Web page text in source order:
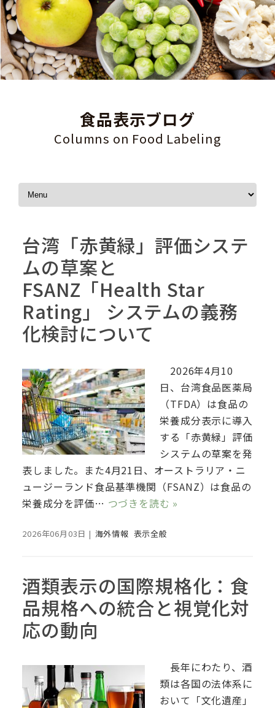
食品表示ブログ
Columns on Food Labeling
台湾「赤黄緑」評価システ
ムの草案と
FSANZ「Health Star
Rating」 システムの義務
化検討について
2026年4月10
日、台湾食品医薬局
（TFDA）は食品の
栄養成分表示に導入
する「赤黄緑」評価
システムの草案を発
表しました。また4月21日、オーストラリア・ニ
ュージーランド食品基準機関（FSANZ）は食品の
栄養成分を評価… つづきを読む »
2026年06月03日 | 海外情報 表示全般
酒類表示の国際規格化：食
品規格への統合と視覚化対
応の動向
長年にわたり、酒
類は各国の法体系に
おいて「文化遺産」